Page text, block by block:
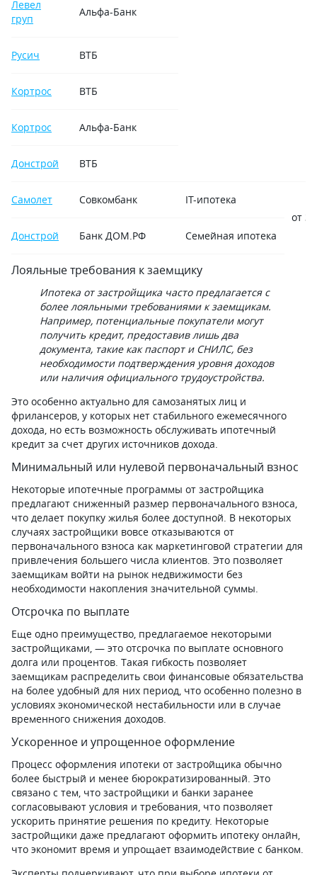
Левел
груп
Альфа-Банк
Русич ВТБ
Кортрос ВТБ
Кортрос Альфа-Банк
Донстрой ВТБ
Самолет Совкомбанк
IT-ипотека
от
Донстрой
Банк ДОМ.РФ Семейная ипотека
Лояльные требования к заемщику
Ипотека от застройщика часто предлагается с
более лояльными требованиями к заемщикам.
Например, потенциальные покупатели могут
получить кредит, предоставив лишь два
документа, такие как паспорт и СНИЛС, без
необходимости подтверждения уровня доходов
или наличия официального трудоустройства.
Это особенно актуально для самозанятых лиц и
фрилансеров, у которых нет стабильного ежемесячного
дохода, но есть возможность обслуживать ипотечный
кредит за счет других источников дохода.
Минимальный или нулевой первоначальный взнос
Некоторые ипотечные программы от застройщика
предлагают сниженный размер первоначального взноса,
что делает покупку жилья более доступной. В некоторых
случаях застройщики вовсе отказываются от
первоначального взноса как маркетинговой стратегии для
привлечения большего числа клиентов. Это позволяет
заемщикам войти на рынок недвижимости без
необходимости накопления значительной суммы.
Отсрочка по выплате
Еще одно преимущество, предлагаемое некоторыми
застройщиками, — это отсрочка по выплате основного
долга или процентов. Такая гибкость позволяет
заемщикам распределить свои финансовые обязательства
на более удобный для них период, что особенно полезно в
условиях экономической нестабильности или в случае
временного снижения доходов.
Ускоренное и упрощенное оформление
Процесс оформления ипотеки от застройщика обычно
более быстрый и менее бюрократизированный. Это
связано с тем, что застройщики и банки заранее
согласовывают условия и требования, что позволяет
ускорить принятие решения по кредиту. Некоторые
застройщики даже предлагают оформить ипотеку онлайн,
что экономит время и упрощает взаимодействие с банком.